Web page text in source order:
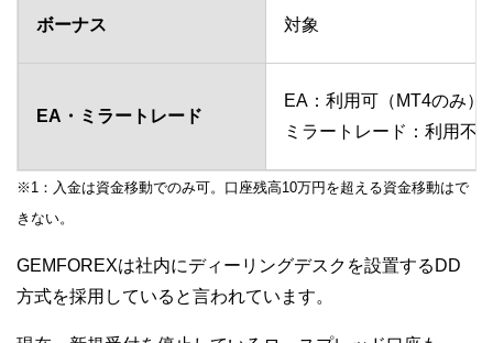
ボーナス 対象
EA・ミラートレード
EA：利用可（MT4のみ）
ミラートレード：利用不
※1：入金は資金移動でのみ可。口座残高10万円を超える資金移動はで
きない。
GEMFOREXは社内にディーリングデスクを設置するDD
方式を採用していると言われています。